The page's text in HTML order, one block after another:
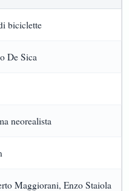
biciclette
De Sica
neorealista
Maggiorani, Enzo Staiola